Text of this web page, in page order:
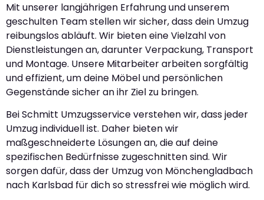
Mit unserer langjährigen Erfahrung und unserem
geschulten Team stellen wir sicher, dass dein Umzug
reibungslos abläuft. Wir bieten eine Vielzahl von
Dienstleistungen an, darunter Verpackung, Transport
und Montage. Unsere Mitarbeiter arbeiten sorgfältig
und effizient, um deine Möbel und persönlichen
Gegenstände sicher an ihr Ziel zu bringen.
Bei Schmitt Umzugsservice verstehen wir, dass jeder
Umzug individuell ist. Daher bieten wir
maßgeschneiderte Lösungen an, die auf deine
spezifischen Bedürfnisse zugeschnitten sind. Wir
sorgen dafür, dass der Umzug von Mönchengladbach
nach Karlsbad für dich so stressfrei wie möglich wird.